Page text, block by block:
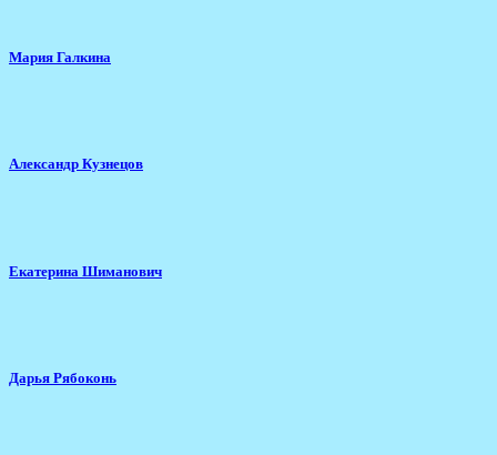
Мария Галкина
Александр Кузнецов
Екатерина Шиманович
Дарья Рябоконь